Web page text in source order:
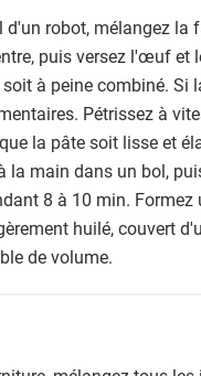
d'un robot, mélangez la
puis versez l'œuf et
à peine combiné. Si
Pétrissez à
la pâte soit lisse et
la main dans un bol,
8 à 10 min.
huilé, couvert
de volume.